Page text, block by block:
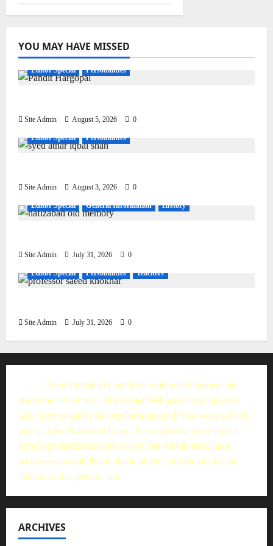
YOU MAY HAVE MISSED
Editor Special Personalities
Site Admin August 5, 2026 0
Editor Special Personalities
Site Admin August 3, 2026 0
Editor Special General Information History
Site Admin July 31, 2026 0
Editor Special Personalities Teachers
Site Admin July 31, 2026 0
ApnaHafizabad.Com is an unique and pioneer site
about the city of rice - Hafizabad.Webmaster and his team
have tried to gather the best information.If you want to be the
part of ApnaHafizabad.Com , Please send us your stuff at
info@apnahafizabad.com or you can submit here.I as a
webmaster would like to thank all the contributors for the
content of this specific site.
ARCHIVES